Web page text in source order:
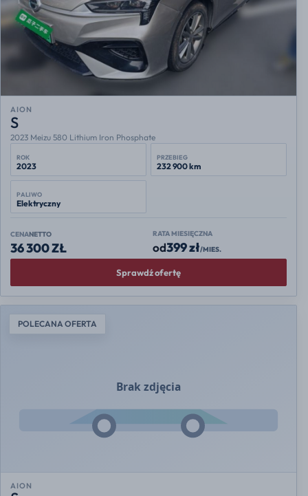
AION
S
2023 Meizu 580 Lithium Iron Phosphate
ROK
2023
PRZEBIEG
232 900 km
PALIWO
Elektryczny
CENANETTO
36 300 ZŁ
RATA MIESIĘCZNA
od399 zł/MIES.
Sprawdź ofertę
POLECANA OFERTA
AION